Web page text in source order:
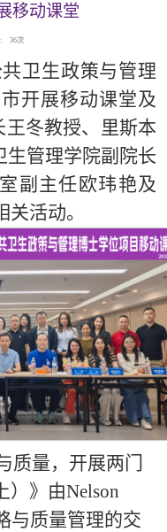
移动课堂
36次
卫生政策与管理
开展移动课堂及
冬教授、里斯本
生管理学院副院长
副主任欧玮艳及
活动。
质量，开展两门
）》由Nelson
与质量管理的交